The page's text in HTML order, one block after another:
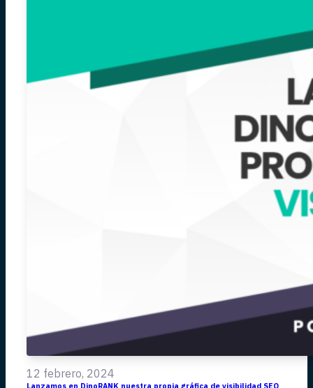
12 febrero, 2024
Lanzamos en DinoRANK nuestra propia gráfica de visibilidad SEO